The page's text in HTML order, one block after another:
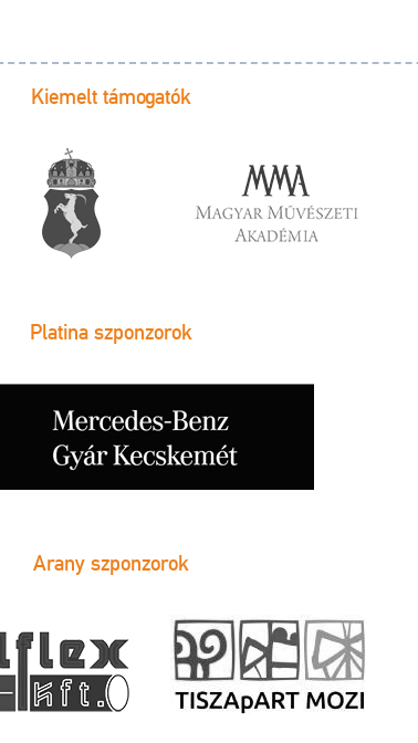
Kiemelt támogatók
Platina szponzorok
Arany szponzorok